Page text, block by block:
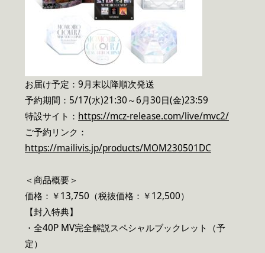
お届け予定：9月末以降順次発送
予約期間：5/17(水)21:30～6月30日(金)23:59
特設サイト： https://mcz-release.com/live/mvc2/
ご予約リンク：
https://mailivis.jp/products/MOM230501DC
＜商品概要＞
価格：￥13,750（税抜価格：￥12,500）
【封入特典】
・全40P MV完全解説スペシャルブックレット（予
定）